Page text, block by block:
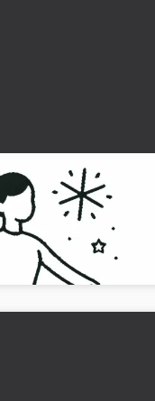
Gratis
väntar på dig. Ladda